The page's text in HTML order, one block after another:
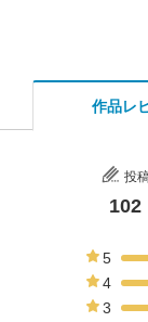
作品レ
投
102
5
4
3